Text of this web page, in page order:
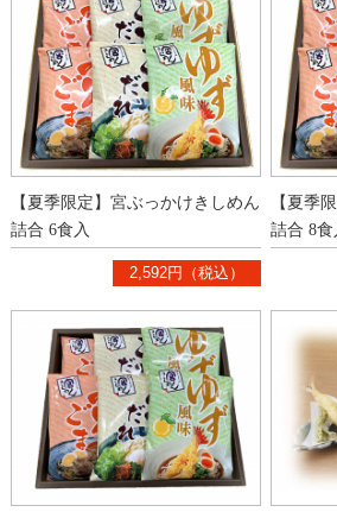
【夏季限定】宮ぶっかけきしめん
詰合 6食入
2,592円（税込）
【夏季
詰合 8食